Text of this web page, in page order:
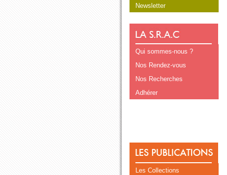
Newsletter
Qui sommes-nous ?
Nos Rendez-vous
Nos Recherches
Adhérer
Les Collections